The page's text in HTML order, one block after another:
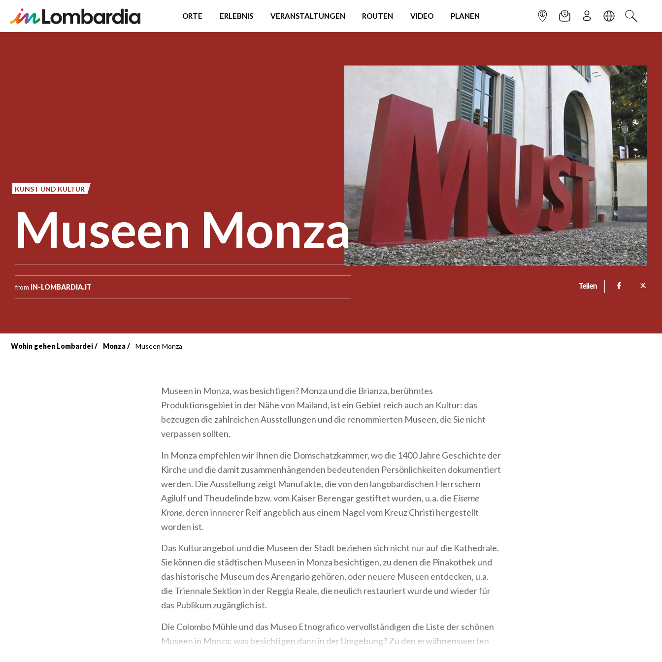
ORTE ERLEBNIS VERANSTALTUNGEN ROUTEN VIDEO PLANEN INFOPUNKTNEWSLETTER
ANMELDENSPRACHESUCHEN
KUNST UND KULTUR
Museen Monza
from IN-LOMBARDIA.IT Teilen
Breadcrumb
Wohin gehen Lombardei Monza Museen Monza
Museen in Monza, was besichtigen? Monza und die Brianza, berühmtes
Produktionsgebiet in der Nähe von Mailand, ist ein Gebiet reich auch an Kultur: das
bezeugen die zahlreichen Ausstellungen und die renommierten Museen, die Sie nicht
verpassen sollten.
In Monza empfehlen wir Ihnen die Domschatzkammer, wo die 1400 Jahre Geschichte der
Kirche und die damit zusammenhängenden bedeutenden Persönlichkeiten dokumentiert
werden. Die Ausstellung zeigt Manufakte, die von den langobardischen Herrschern
Agilulf und Theudelinde bzw. vom Kaiser Berengar gestiftet wurden, u.a. die Eiserne
Krone, deren innnerer Reif angeblich aus einem Nagel vom Kreuz Christi hergestellt
worden ist.
Das Kulturangebot und die Museen der Stadt beziehen sich nicht nur auf die Kathedrale.
Sie können die städtischen Museen in Monza besichtigen, zu denen die Pinakothek und
das historische Museum des Arengario gehören, oder neuere Museen entdecken, u.a.
die Triennale Sektion in der Reggia Reale, die neulich restauriert wurde und wieder für
das Publikum zugänglich ist.
Die Colombo Mühle und das Museo Etnografico vervollständigen die Liste der schönen
Museen in Monza; was besichtigen dann in der Umgebung? Zu den erwähnenswerten